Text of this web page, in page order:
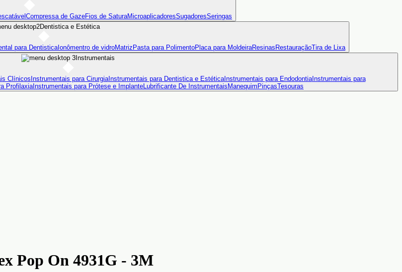
Compressa de GazeFios de SaturaMicroaplicadoresSugadoresSeringas
Dentistica e Estética
para DentisticaIonômentro de vidroMatriz Pasta para PolimentoPlaca para MoldeiraResinas RestauraçãoTira de Lixa
Instrumentais
Clínicos Instrumentais para CirurgiaInstrumentais para Dentistica e EstéticaInstrumentais para EndodontiaInstrumentais para
ProfilaxiaInstrumentais para Prótese e ImplanteLubrificante De Instrumentais Manequim PinçasTesouras
Pop On 4931G - 3M